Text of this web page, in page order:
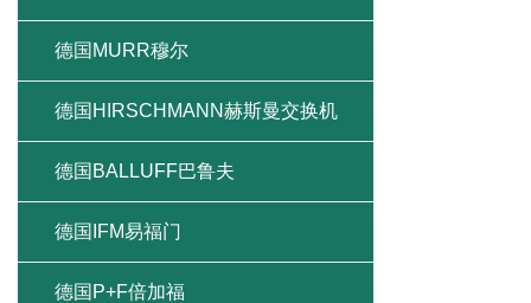
德国MURR穆尔
德国HIRSCHMANN赫斯曼交换机
德国BALLUFF巴鲁夫
德国IFM易福门
德国P+F倍加福